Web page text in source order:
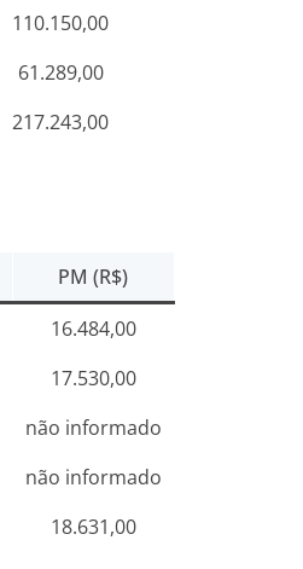
110.150,00
61.289,00
217.243,00
PM (R$)
16.484,00
17.530,00
não informado
não informado
18.631,00